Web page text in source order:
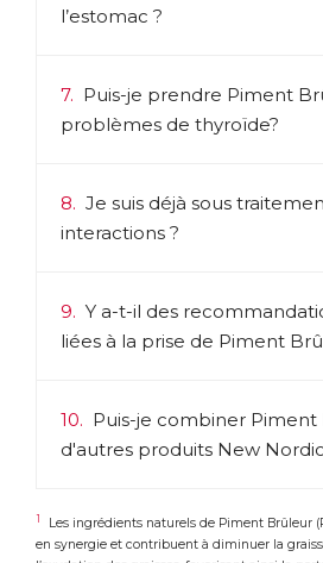
l’estomac ?
7. Puis-je prendre Piment
problèmes de thyroïde?
8. Je suis déjà sous
interactions ?
9. Y a-t-il des
liées à la prise de Piment
10. Puis-je combiner Piment
d'autres produits New
1
Les ingrédients naturels de Piment Brûleur
en synergie et contribuent à diminuer la